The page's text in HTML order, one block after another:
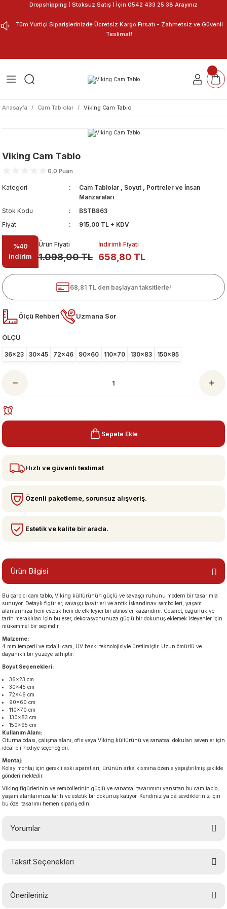
Dropshipping ( Stoksuz Satış ) İçin 0542 433 25 38 Arayınız
Tüm Yurtiçi Siparişlerinizde Ücretsiz Kargo Fırsatı - Zahmetsiz ve Güvenli
Teslimat!
Anasayfa Cam Tablolar Viking Cam Tablo
Viking Cam Tablo
0.0 Puan
Kategori Cam Tablolar , Soyut , Portreler ve İnsan
Manzaraları
Stok Kodu
BSTB863
Fiyat
915,00 TL + KDV
%40
indirim
Ürün Fiyatı
1.098,00 TL
İndirimli Fiyatı
658,80 TL
68,81 TL den başlayan taksitlerle!
Ölçü Rehberi Uzmana Sor
ÖLÇÜ
36x23 30x45 72x46 90x60 110x70 130x83 150x95
Sepete Ekle
Hızlı ve güvenli teslimat
Özenli paketleme, sorunsuz alışveriş.
Estetik ve kalite bir arada.
Ürün Bilgisi
Bu çarpıcı cam tablo, Viking kültürünün güçlü ve savaşçı ruhunu modern bir tasarımla
sunuyor. Detaylı figürler, savaşçı tasvirleri ve antik İskandinav sembolleri, yaşam
alanlarınıza hem estetik hem de etkileyici bir atmosfer kazandırır. Cesaret, özgürlük ve
tarih meraklıları için bu eser, dekorasyonunuza güçlü bir dokunuş eklemek isteyenler için
mükemmel bir seçimdir.
Malzeme:
4 mm temperli ve rodajlı cam, UV baskı teknolojisiyle üretilmiştir. Uzun ömürlü ve
dayanıklı bir yüzeye sahiptir.
Boyut Seçenekleri:
36×23 cm
30×45 cm
72×46 cm
90×60 cm
110×70 cm
130×83 cm
150×95 cm
Kullanım Alanı:
Oturma odası, çalışma alanı, ofis veya Viking kültürünü ve sanatsal dokuları sevenler için
ideal bir hediye seçeneğidir.
Montaj:
Kolay montaj için gerekli askı aparatları, ürünün arka kısmına özenle yapıştırılmış şekilde
gönderilmektedir.
Viking figürlerinin ve sembollerinin güçlü ve sanatsal tasarımını yansıtan bu cam tablo,
yaşam alanlarınıza tarih ve estetik bir dokunuş katıyor. Kendiniz ya da sevdikleriniz için
bu özel tasarımı hemen sipariş edin!
Yorumlar
Taksit Seçenekleri
Önerileriniz